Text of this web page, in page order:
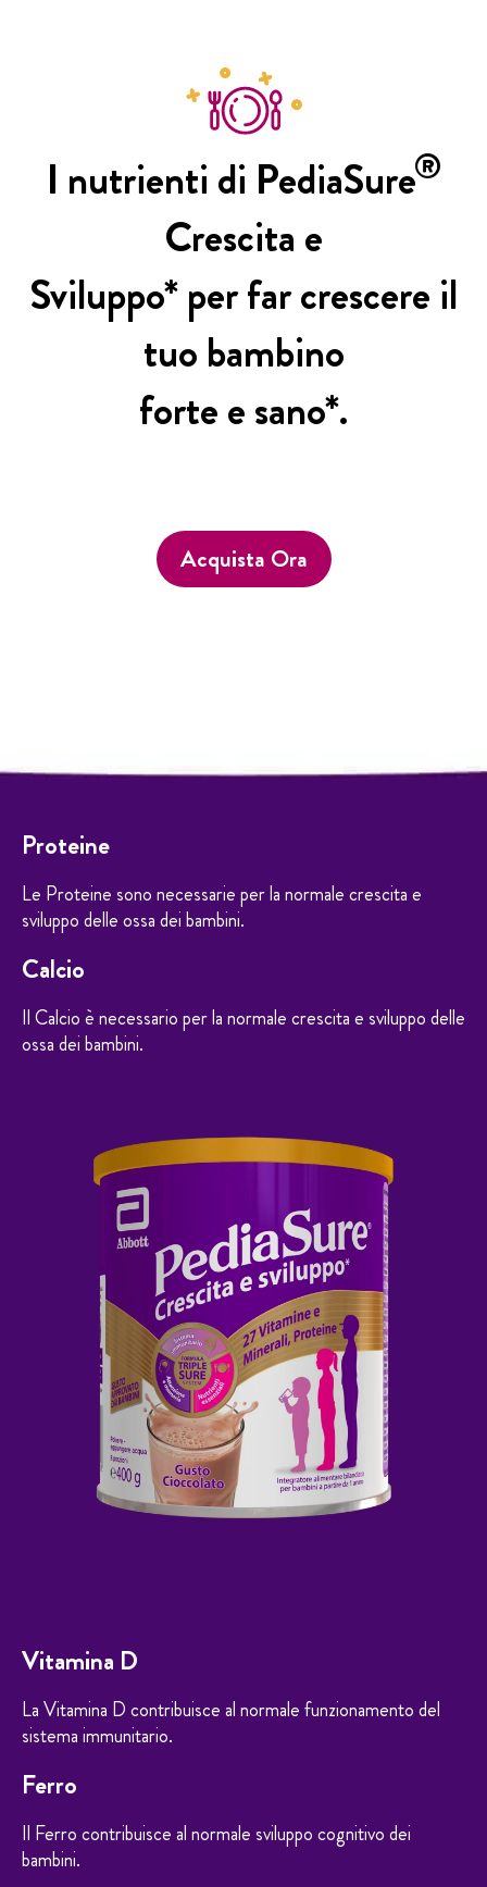
I nutrienti di PediaSure®
Crescita e
Sviluppo* per far crescere il
tuo bambino
forte e sano*.
Acquista Ora
Proteine
Le Proteine sono necessarie per la normale crescita e
sviluppo delle ossa dei bambini.
Calcio
Il Calcio è necessario per la normale crescita e sviluppo delle
ossa dei bambini.
Vitamina D
La Vitamina D contribuisce al normale funzionamento del
sistema immunitario.
Ferro
Il Ferro contribuisce al normale sviluppo cognitivo dei
bambini.